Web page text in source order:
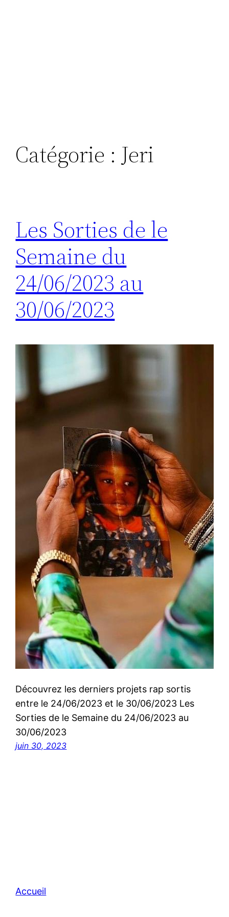
Catégorie : Jeri
Les Sorties de le
Semaine du
24/06/2023 au
30/06/2023
Découvrez les derniers projets rap sortis
entre le 24/06/2023 et le 30/06/2023 Les
Sorties de le Semaine du 24/06/2023 au
30/06/2023
juin 30, 2023
Accueil